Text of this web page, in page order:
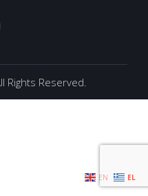
Rights Reserved.
EN EL